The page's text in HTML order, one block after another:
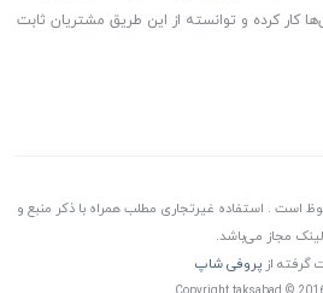
کرده و توانسته از این طریق مشتریان ثابت
است . استفاده غیرتجاری مطلب همراه با ذکر منبع و
لینک مجاز می‌باشد.
گرفته ازپروفی شاپ